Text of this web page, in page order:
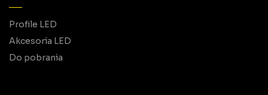
Profile LED
Akcesoria LED
Do pobrania